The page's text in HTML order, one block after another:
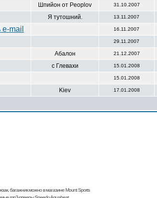
Шпийон от Peoplov 31.10.2007
Я тутошний. 13.11.2007
16.11.2007
29.11.2007
Абалон 21.12.2007
с Глевахи 15.01.2008
15.01.2008
Kiev 17.01.2008
багажникможно в магазине Mount Sports